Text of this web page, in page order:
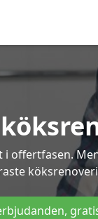
offertfasen.